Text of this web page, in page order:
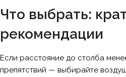
Что выбрать:
рекомендации
Если расстояние до столба
препятствий — выбирайте